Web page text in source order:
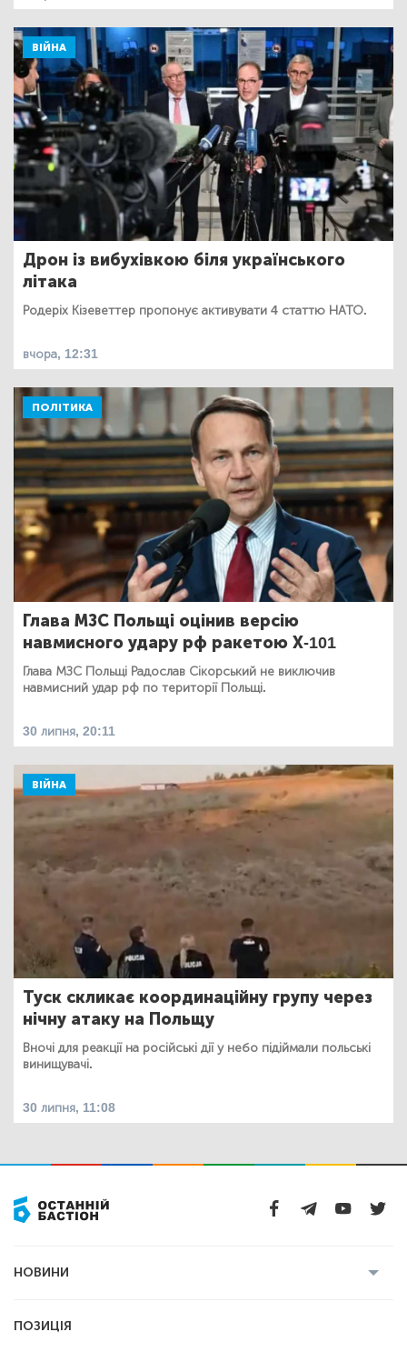
ВІЙНА
Дрон із вибухівкою біля українського
літака
Родеріх Кізеветтер пропонує активувати 4 статтю НАТО.
вчора, 12:31
ПОЛІТИКА
Глава МЗС Польщі оцінив версію
навмисного удару рф ракетою Х-101
Глава МЗС Польщі Радослав Сікорський не виключив
навмисний удар рф по території Польщі.
30 липня, 20:11
ВІЙНА
Туск скликає координаційну групу через
нічну атаку на Польщу
Вночі для реакції на російські дії у небо підіймали польські
винищувачі.
30 липня, 11:08
НОВИНИ
ПОЗИЦІЯ